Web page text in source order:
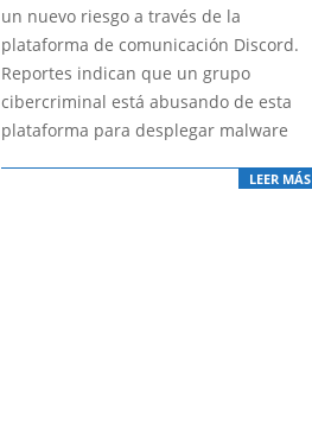
un nuevo riesgo a través de la
plataforma de comunicación Discord.
Reportes indican que un grupo
cibercriminal está abusando de esta
plataforma para desplegar malware
LEER MÁS